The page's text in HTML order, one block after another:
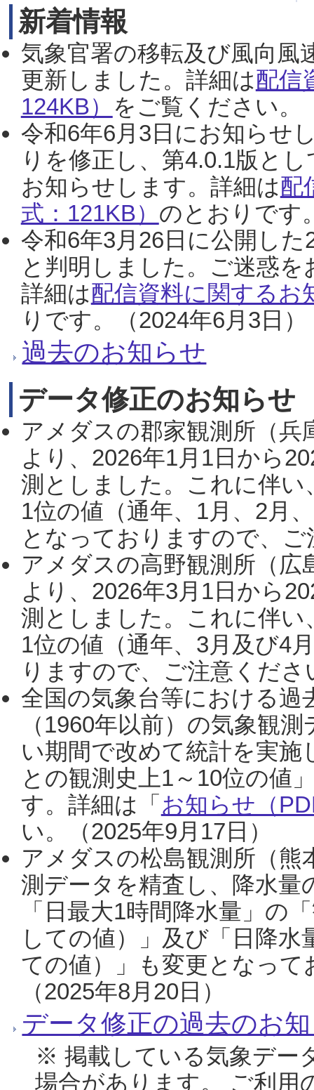
新着情報
気象官署の移転及び風向風
更新しました。詳細は配信
124KB） をご覧ください。
令和6年6月3日にお知らせ
りを修正し、第4.0.1版と
お知らせします。詳細は配
式：121KB） のとおりです
令和6年3月26日に公開し
と判明しました。ご迷惑
詳細は配信資料に関するお
りです。（2024年6月3日）
過去のお知らせ
データ修正のお知らせ
アメダスの郡家観測所（
より、2026年1月1日から
測としました。これに伴い
1位の値（通年、1月、2月
となっておりますので、
アメダスの高野観測所（
より、2026年3月1日から
測としました。これに伴い
1位の値（通年、3月及び4
りますので、ご注意くだ
全国の気象台等における過
（1960年以前）の気象観
い期間で改めて統計を実
との観測史上1～10位の値
す。詳細は「 お知らせ（
い。（2025年9月17日）
アメダスの松島観測所（熊
測データを精査し、降水
「日最大1時間降水量」の
しての値）」及び「日降
ての値）」も変更となっ
（2025年8月20日）
データ修正の過去のお
※ 掲載している気象デー
場合があります。 ご利用